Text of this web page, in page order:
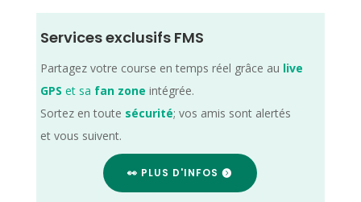
Services exclusifs FMS
Partagez votre course en temps réel grâce au live
GPS et sa fan zone intégrée.
Sortez en toute sécurité; vos amis sont alertés
et vous suivent.
👀 PLUS D'INFOS